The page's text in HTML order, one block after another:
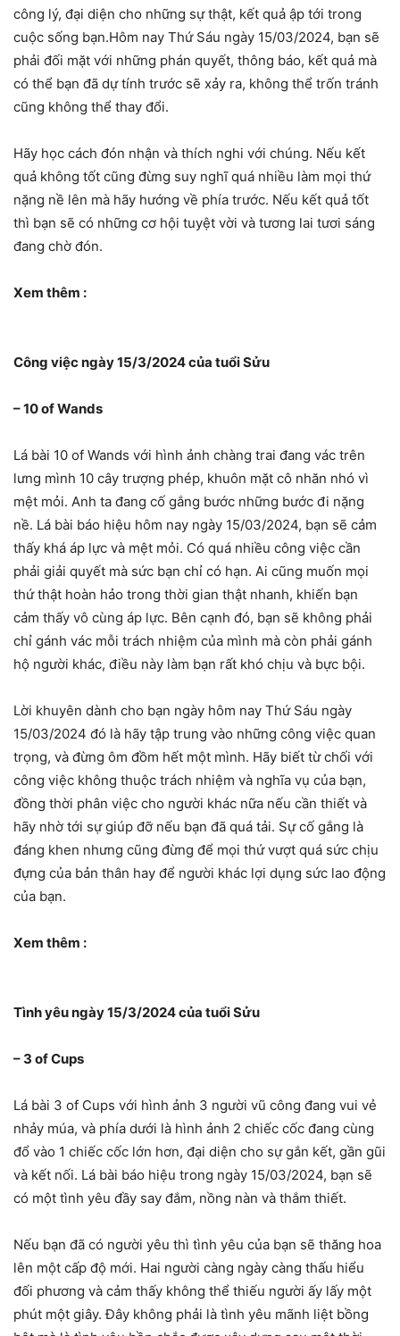
công lý, đại diện cho những sự thật, kết quả ập tới trong
cuộc sống bạn.Hôm nay Thứ Sáu ngày 15/03/2024, bạn sẽ
phải đối mặt với những phán quyết, thông báo, kết quả mà
có thể bạn đã dự tính trước sẽ xảy ra, không thể trốn tránh
cũng không thể thay đổi.
Hãy học cách đón nhận và thích nghi với chúng. Nếu kết
quả không tốt cũng đừng suy nghĩ quá nhiều làm mọi thứ
nặng nề lên mà hãy hướng về phía trước. Nếu kết quả tốt
thì bạn sẽ có những cơ hội tuyệt vời và tương lai tươi sáng
đang chờ đón.
Xem thêm :
Công việc ngày 15/3/2024 của tuổi Sửu
– 10 of Wands
Lá bài 10 of Wands với hình ảnh chàng trai đang vác trên
lưng mình 10 cây trượng phép, khuôn mặt cô nhăn nhó vì
mệt mỏi. Anh ta đang cố gắng bước những bước đi nặng
nề. Lá bài báo hiệu hôm nay ngày 15/03/2024, bạn sẽ cảm
thấy khá áp lực và mệt mỏi. Có quá nhiều công việc cần
phải giải quyết mà sức bạn chỉ có hạn. Ai cũng muốn mọi
thứ thật hoàn hảo trong thời gian thật nhanh, khiến bạn
cảm thấy vô cùng áp lực. Bên cạnh đó, bạn sẽ không phải
chỉ gánh vác mỗi trách nhiệm của mình mà còn phải gánh
hộ người khác, điều này làm bạn rất khó chịu và bực bội.
Lời khuyên dành cho bạn ngày hôm nay Thứ Sáu ngày
15/03/2024 đó là hãy tập trung vào những công việc quan
trọng, và đừng ôm đồm hết một mình. Hãy biết từ chối với
công việc không thuộc trách nhiệm và nghĩa vụ của bạn,
đồng thời phân việc cho người khác nữa nếu cần thiết và
hãy nhờ tới sự giúp đỡ nếu bạn đã quá tải. Sự cố gắng là
đáng khen nhưng cũng đừng để mọi thứ vượt quá sức chịu
đựng của bản thân hay để người khác lợi dụng sức lao động
của bạn.
Xem thêm :
Tình yêu ngày 15/3/2024 của tuổi Sửu
– 3 of Cups
Lá bài 3 of Cups với hình ảnh 3 người vũ công đang vui vẻ
nhảy múa, và phía dưới là hình ảnh 2 chiếc cốc đang cùng
đổ vào 1 chiếc cốc lớn hơn, đại diện cho sự gắn kết, gần gũi
và kết nối. Lá bài báo hiệu trong ngày 15/03/2024, bạn sẽ
có một tình yêu đầy say đắm, nồng nàn và thắm thiết.
Nếu bạn đã có người yêu thì tình yêu của bạn sẽ thăng hoa
lên một cấp độ mới. Hai người càng ngày càng thấu hiểu
đối phương và cảm thấy không thể thiếu người ấy lấy một
phút một giây. Đây không phải là tình yêu mãnh liệt bồng